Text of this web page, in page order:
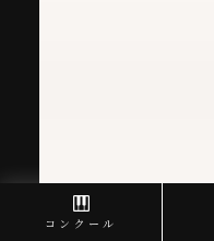
コンクール